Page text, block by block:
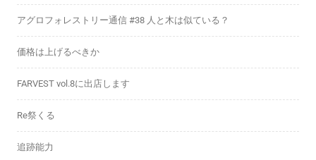
アグロフォレストリー通信 #38 人と木は似ている？
価格は上げるべきか
FARVEST vol.8に出店します
Re祭くる
追跡能力